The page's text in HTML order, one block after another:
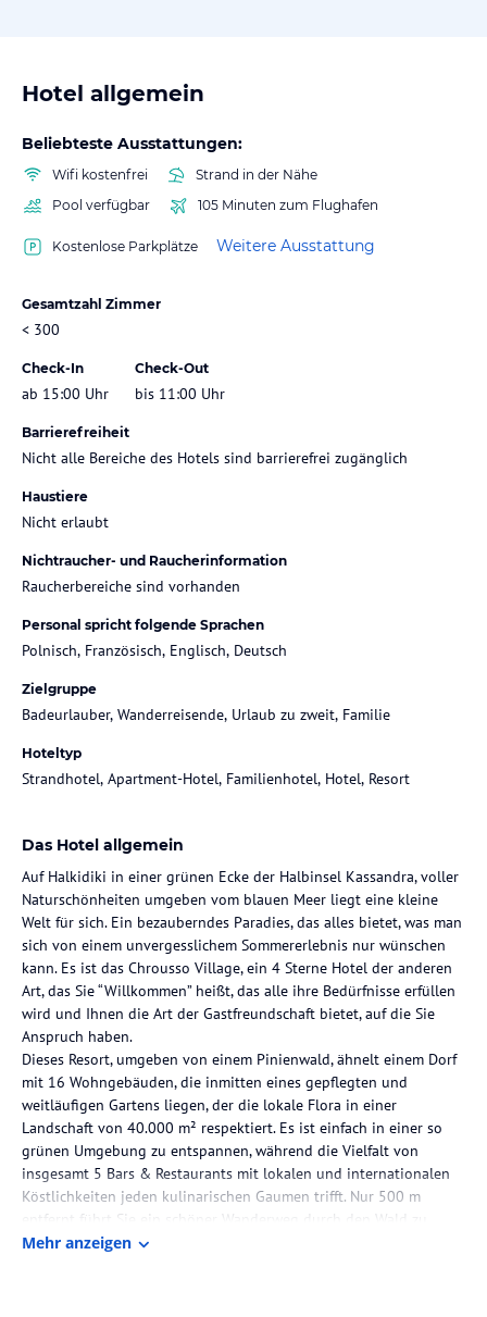
Hotel allgemein
Beliebteste Ausstattungen:
Wifi kostenfrei
Strand in der Nähe
Pool verfügbar
105 Minuten zum Flughafen
Kostenlose Parkplätze Weitere Ausstattung
Gesamtzahl Zimmer
< 300
Check-In
ab 15:00 Uhr
Check-Out
bis 11:00 Uhr
Barrierefreiheit
Nicht alle Bereiche des Hotels sind barrierefrei zugänglich
Haustiere
Nicht erlaubt
Nichtraucher- und Raucherinformation
Raucherbereiche sind vorhanden
Personal spricht folgende Sprachen
Polnisch, Französisch, Englisch, Deutsch
Zielgruppe
Badeurlauber, Wanderreisende, Urlaub zu zweit, Familie
Hoteltyp
Strandhotel, Apartment-Hotel, Familienhotel, Hotel, Resort
Das Hotel allgemein
Auf Halkidiki in einer grünen Ecke der Halbinsel Kassandra, voller
Naturschönheiten umgeben vom blauen Meer liegt eine kleine
Welt für sich. Ein bezauberndes Paradies, das alles bietet, was man
sich von einem unvergesslichem Sommererlebnis nur wünschen
kann. Es ist das Chrousso Village, ein 4 Sterne Hotel der anderen
Art, das Sie “Willkommen” heißt, das alle ihre Bedürfnisse erfüllen
wird und Ihnen die Art der Gastfreundschaft bietet, auf die Sie
Anspruch haben.
Dieses Resort, umgeben von einem Pinienwald, ähnelt einem Dorf
mit 16 Wohngebäuden, die inmitten eines gepflegten und
weitläufigen Gartens liegen, der die lokale Flora in einer
Landschaft von 40.000 m² respektiert. Es ist einfach in einer so
grünen Umgebung zu entspannen, während die Vielfalt von
insgesamt 5 Bars & Restaurants mit lokalen und internationalen
Köstlichkeiten jeden kulinarischen Gaumen trifft. Nur 500 m
entfernt führt Sie ein schöner Wanderweg durch den Wald zu
einem der schönsten Strände Griechenlands mit einigen der
Mehr anzeigen